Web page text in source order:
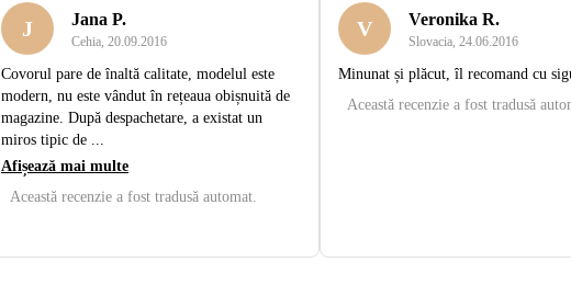
J Jana P.
Cehia, 20.09.2016
Covorul pare de înaltă calitate, modelul este
modern, nu este vândut în rețeaua obișnuită de
magazine. După despachetare, a existat un
miros tipic de ...
Afișează mai multe
Această recenzie a fost tradusă automat.
V Veronika R.
Slovacia, 24.06.2016
Minunat și plăcut, îl recomand cu
Această recenzie a fost tradusă